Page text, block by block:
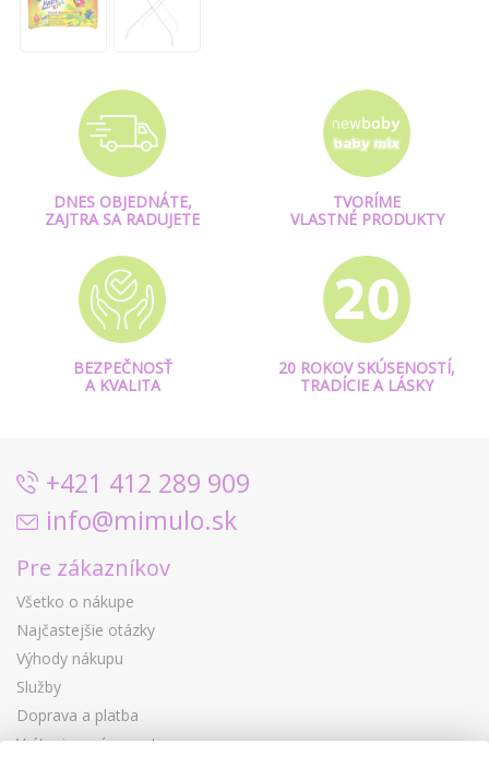
DNES OBJEDNÁTE,
ZAJTRA SA RADUJETE
TVORÍME
VLASTNÉ PRODUKTY
BEZPEČNOSŤ
A KVALITA
20 ROKOV SKÚSENOSTÍ,
TRADÍCIE A LÁSKY
+421 412 289 909
info@mimulo.sk
Pre zákazníkov
Všetko o nákupe
Najčastejšie otázky
Výhody nákupu
Služby
Doprava a platba
Vrátenie a výmena tovaru